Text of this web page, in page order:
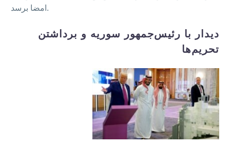
امضا برسد.
دیدار با رئیس‌جمهور سوریه و برداشتن
تحریم‌ها